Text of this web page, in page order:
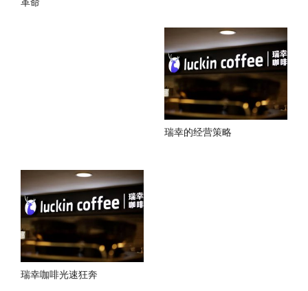
革命
瑞幸的经营策略
瑞幸咖啡光速狂奔